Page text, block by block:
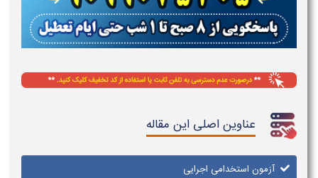
عناوین اصلی این مقاله
آزمون استخدامی اجرایی